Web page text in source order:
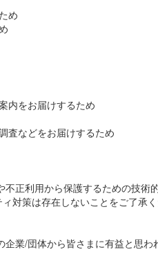
め
内をお届けするため
査などをお届けするため
正利用から保護するための技
対策は存在しないことをご了承く
業/団体から皆さまに有益と思